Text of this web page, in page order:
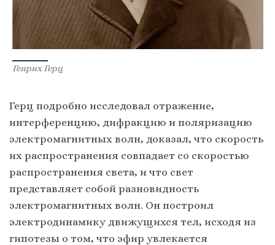
Генрих Герц
Герц подробно исследовал отражение,
интерференцию, дифракцию и поляризацию
электромагнитных волн, доказал, что скорость
их распространения совпадает со скоростью
распространения света, и что свет
представляет собой разновидность
электромагнитных волн. Он построил
электродинамику движущихся тел, исходя из
гипотезы о том, что эфир увлекается